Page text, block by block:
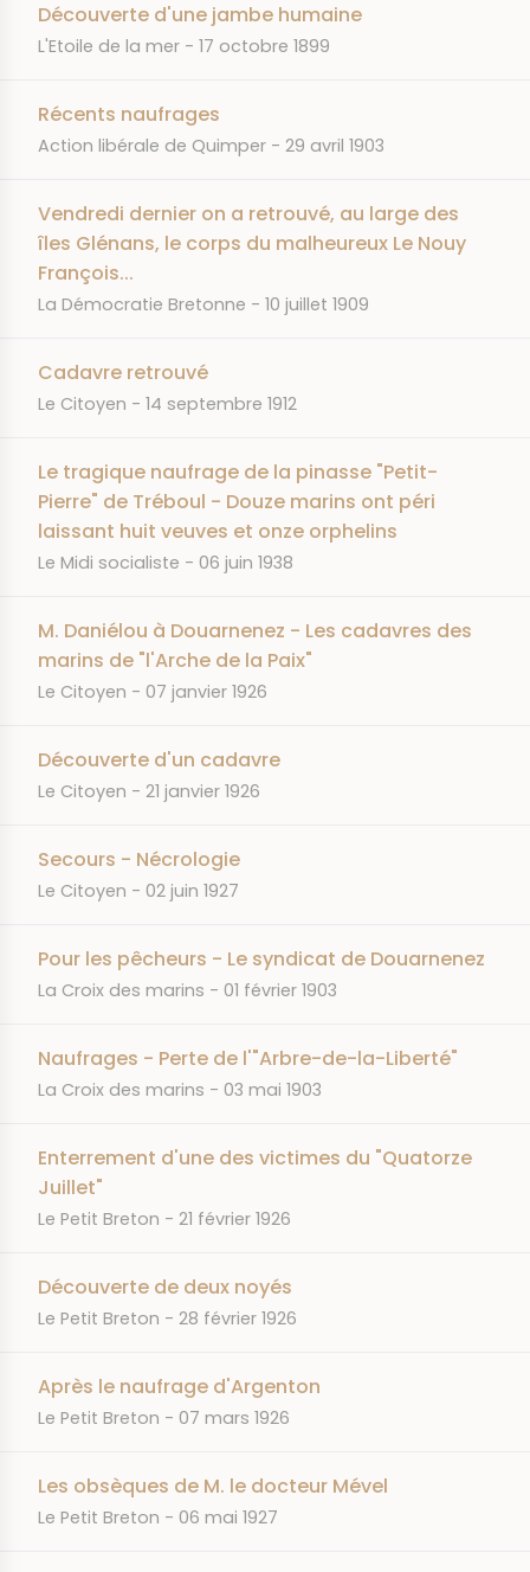
Découverte d'une jambe humaine
JOURNAL
L'Etoile de la mer DATE
17 octobre 1899
Récents naufrages
JOURNAL
Action libérale de Quimper DATE
29 avril 1903
Vendredi dernier on a retrouvé, au large des
îles Glénans, le corps du malheureux Le Nouy
François...
JOURNAL
La Démocratie Bretonne DATE
10 juillet 1909
Cadavre retrouvé
JOURNAL
Le Citoyen DATE
14 septembre 1912
Le tragique naufrage de la pinasse "Petit-
Pierre" de Tréboul - Douze marins ont péri
laissant huit veuves et onze orphelins
JOURNAL
Le Midi socialiste DATE
06 juin 1938
M. Daniélou à Douarnenez - Les cadavres des
marins de "l'Arche de la Paix"
JOURNAL
Le Citoyen DATE
07 janvier 1926
Découverte d'un cadavre
JOURNAL
Le Citoyen DATE
21 janvier 1926
Secours - Nécrologie
JOURNAL
Le Citoyen DATE
02 juin 1927
Pour les pêcheurs - Le syndicat de Douarnenez
JOURNAL
La Croix des marins DATE
01 février 1903
Naufrages - Perte de l'"Arbre-de-la-Liberté"
JOURNAL
La Croix des marins DATE
03 mai 1903
Enterrement d'une des victimes du "Quatorze
Juillet"
JOURNAL
Le Petit Breton DATE
21 février 1926
Découverte de deux noyés
JOURNAL
Le Petit Breton DATE
28 février 1926
Après le naufrage d'Argenton
JOURNAL
Le Petit Breton DATE
07 mars 1926
Les obsèques de M. le docteur Mével
JOURNAL
Le Petit Breton DATE
06 mai 1927